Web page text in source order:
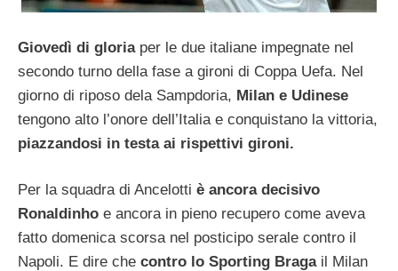
Giovedì di gloriaper le due italiane impegnate nel
secondo turno della fase a gironi di Coppa Uefa. Nel
giorno di riposo dela Sampdoria, Milan e Udinese
tengono alto l’onore dell’Italia e conquistano la vittoria,
piazzandosi in testa ai rispettivi gironi.
Per la squadra di Ancelotti è ancora decisivo
Ronaldinho e ancora in pieno recupero come aveva
fatto domenica scorsa nel posticipo serale contro il
Napoli. E dire che contro lo Sporting Bragail Milan